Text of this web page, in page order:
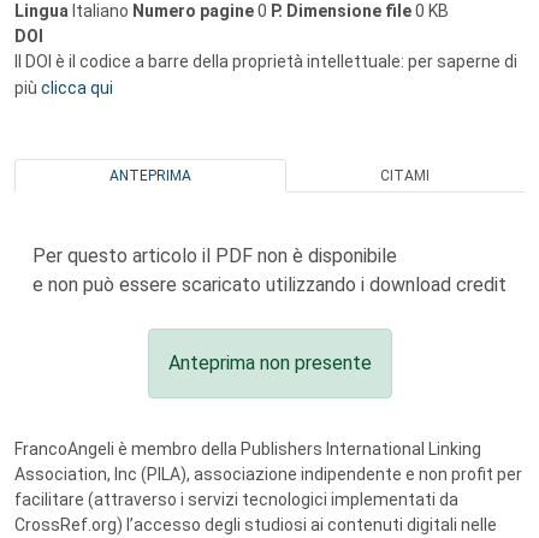
Lingua Italiano Numero pagine0 P. Dimensione file0 KB
DOI
Il DOI è il codice a barre della proprietà intellettuale: per saperne di
più clicca qui
ANTEPRIMA CITAMI
Per questo articolo il PDF non è disponibile
e non può essere scaricato utilizzando i download credit
Anteprima non presente
FrancoAngeli è membro della Publishers International Linking
Association, Inc (PILA), associazione indipendente e non profit per
facilitare (attraverso i servizi tecnologici implementati da
CrossRef.org) l’accesso degli studiosi ai contenuti digitali nelle